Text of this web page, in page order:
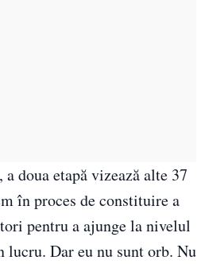
doua etapă vizează alte 37
în proces de constituire a
pentru a ajunge la nivelul
lucru. Dar eu nu sunt orb. Nu